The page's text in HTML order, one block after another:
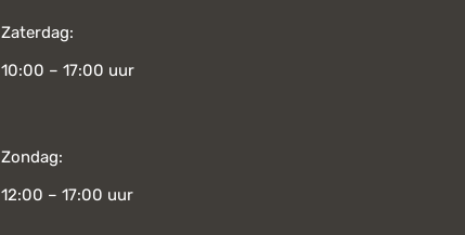
Zaterdag:
10:00 – 17:00 uur
Zondag:
12:00 – 17:00 uur